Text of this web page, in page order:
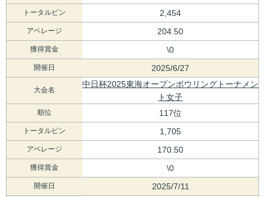
トータルピン 2,454
アベレージ 204.50
獲得賞金 \0
開催日 2025/6/27
大会名
中日杯2025東海オープンボウリングトーナメン
ト女子
順位 117位
トータルピン 1,705
アベレージ 170.50
獲得賞金 \0
開催日 2025/7/11